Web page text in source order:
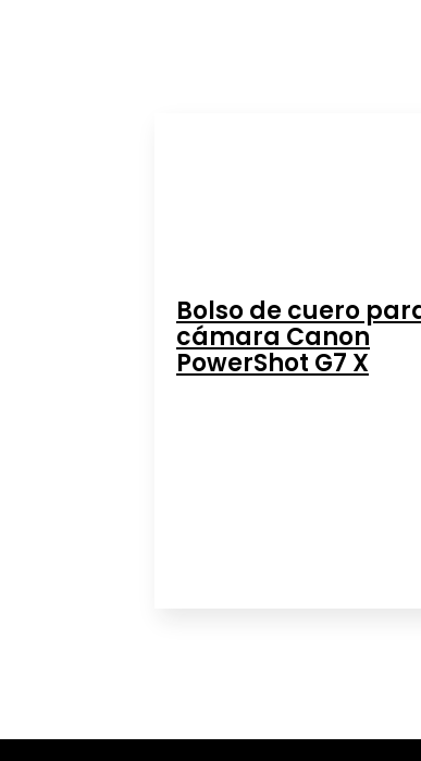
Bolso de cuero
cámara Canon
PowerShot G7 X